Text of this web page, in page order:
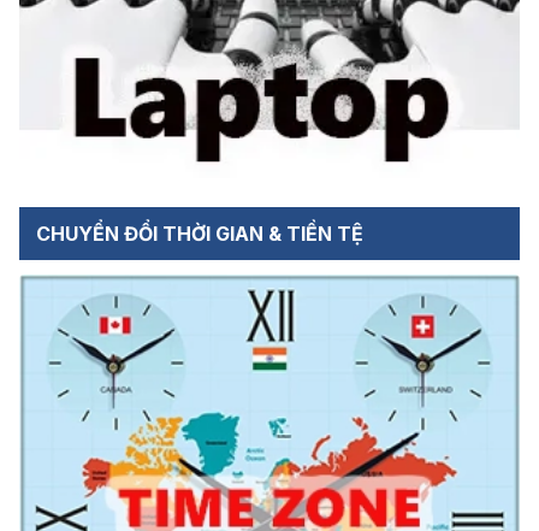
CHUYỂN ĐỔI THỜI GIAN & TIỀN TỆ